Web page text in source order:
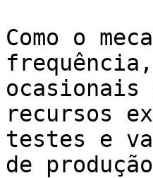
Como o
ocasionais
recursos
testes e
de